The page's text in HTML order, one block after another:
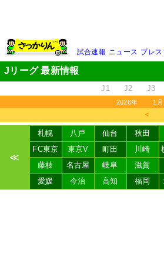
試合速報 ニュース プレス
Jリーグ 最新情報
J1 J2 J3
2026年 1月
＜
≪
札幌 八戸 仙台 秋田
FC東京
東京V 町田 川崎
藤枝
名古屋 岐阜 滋賀
愛媛
今治 高知 福岡